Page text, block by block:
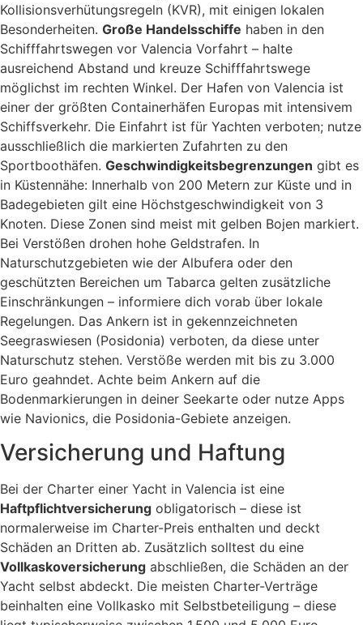
Kollisionsverhütungsregeln (KVR), mit einigen lokalen
Besonderheiten. Große Handelsschiffe haben in den
Schifffahrtswegen vor Valencia Vorfahrt – halte
ausreichend Abstand und kreuze Schifffahrtswege
möglichst im rechten Winkel. Der Hafen von Valencia ist
einer der größten Containerhäfen Europas mit intensivem
Schiffsverkehr. Die Einfahrt ist für Yachten verboten; nutze
ausschließlich die markierten Zufahrten zu den
Sportboothäfen. Geschwindigkeitsbegrenzungen gibt es
in Küstennähe: Innerhalb von 200 Metern zur Küste und in
Badegebieten gilt eine Höchstgeschwindigkeit von 3
Knoten. Diese Zonen sind meist mit gelben Bojen markiert.
Bei Verstößen drohen hohe Geldstrafen. In
Naturschutzgebieten wie der Albufera oder den
geschützten Bereichen um Tabarca gelten zusätzliche
Einschränkungen – informiere dich vorab über lokale
Regelungen. Das Ankern ist in gekennzeichneten
Seegraswiesen (Posidonia) verboten, da diese unter
Naturschutz stehen. Verstöße werden mit bis zu 3.000
Euro geahndet. Achte beim Ankern auf die
Bodenmarkierungen in deiner Seekarte oder nutze Apps
wie Navionics, die Posidonia-Gebiete anzeigen.
Versicherung und Haftung
Bei der Charter einer Yacht in Valencia ist eine
Haftpflichtversicherung obligatorisch – diese ist
normalerweise im Charter-Preis enthalten und deckt
Schäden an Dritten ab. Zusätzlich solltest du eine
Vollkaskoversicherung abschließen, die Schäden an der
Yacht selbst abdeckt. Die meisten Charter-Verträge
beinhalten eine Vollkasko mit Selbstbeteiligung – diese